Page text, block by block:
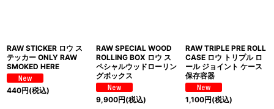
RAW STICKER ロウ ス
テッカー ONLY RAW
SMOKED HERE
440円(税込)
RAW SPECIAL WOOD
ROLLING BOX ロウ ス
ペシャルウッドローリン
グボックス
9,900円(税込)
RAW TRIPLE PRE ROLL
CASE ロウ トリプル ロ
ール ジョイント ケース
保存容器
1,100円(税込)